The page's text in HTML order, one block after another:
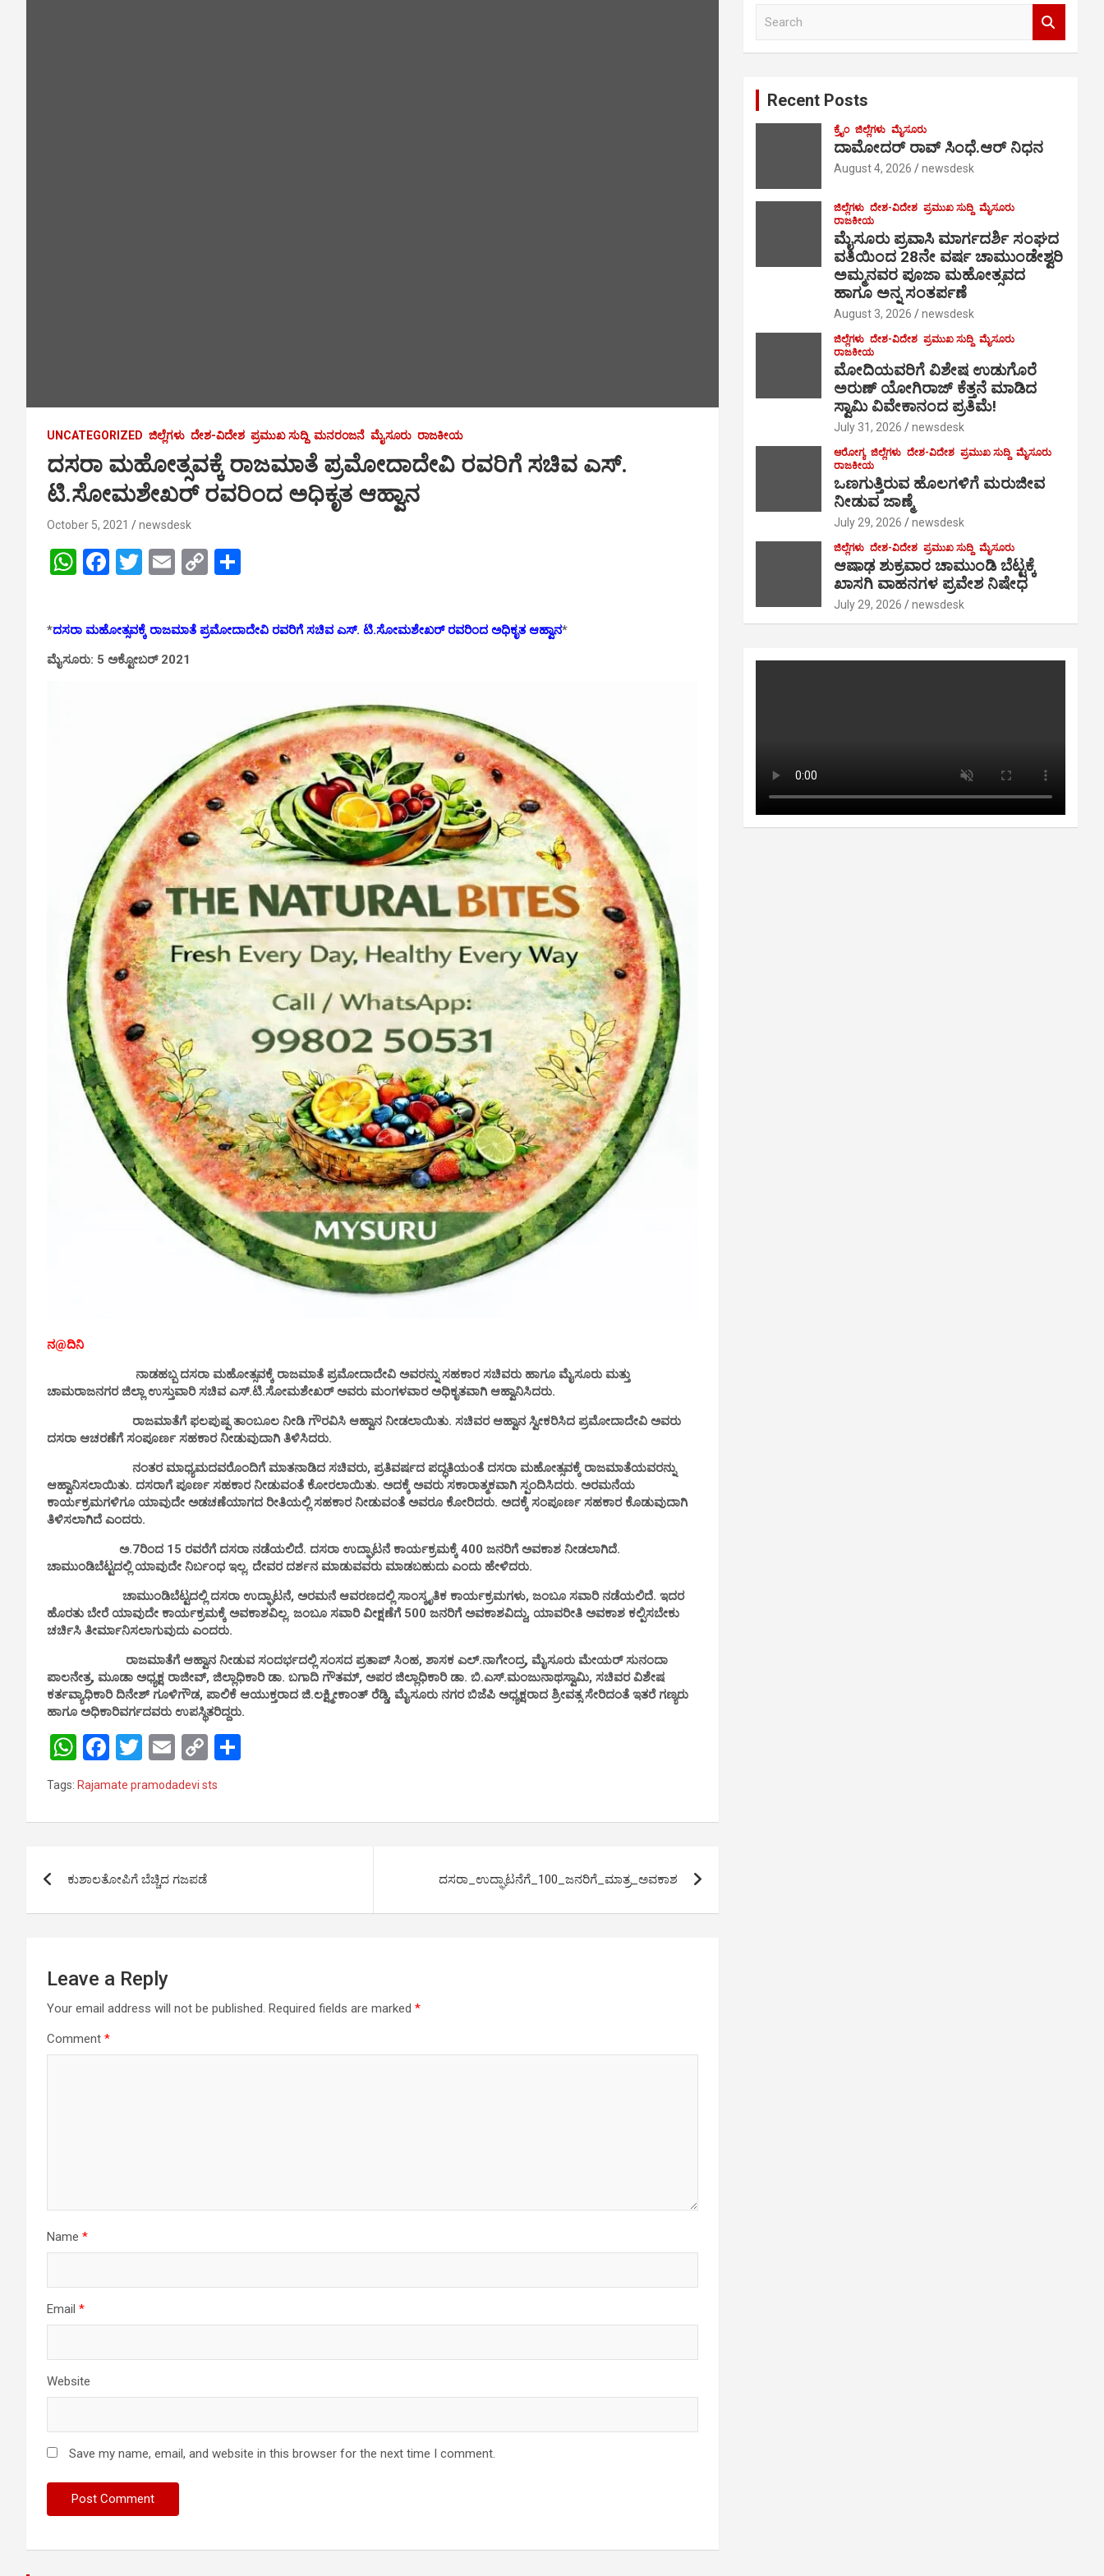
UNCATEGORIZED ಜಿಲ್ಲೆಗಳು ದೇಶ-ವಿದೇಶ ಪ್ರಮುಖ ಸುದ್ದಿ ಮನರಂಜನೆ ಮೈಸೂರು ರಾಜಕೀಯ
ದಸರಾ ಮಹೋತ್ಸವಕ್ಕೆ ರಾಜಮಾತೆ ಪ್ರಮೋದಾದೇವಿ ರವರಿಗೆ ಸಚಿವ ಎಸ್.
ಟಿ.ಸೋಮಶೇಖರ್ ರವರಿಂದ ಅಧಿಕೃತ ಆಹ್ವಾನ
October 5, 2021 newsdesk
W
s
A
F
b
o
T
er
E
C
Li e
*ದಸರಾ ಮಹೋತ್ಸವಕ್ಕೆ ರಾಜಮಾತೆ ಪ್ರಮೋದಾದೇವಿ ರವರಿಗೆ ಸಚಿವ ಎಸ್. ಟಿ.ಸೋಮಶೇಖರ್ ರವರಿಂದ ಅಧಿಕೃತ ಆಹ್ವಾನ*
ಮೈಸೂರು: 5 ಅಕ್ಟೋಬರ್ 2021
ನ@ದಿನಿ
ನಾಡಹಬ್ಬ ದಸರಾ ಮಹೋತ್ಸವಕ್ಕೆ ರಾಜಮಾತೆ ಪ್ರಮೋದಾದೇವಿ ಅವರನ್ನು ಸಹಕಾರ ಸಚಿವರು ಹಾಗೂ ಮೈಸೂರು ಮತ್ತು
ಚಾಮರಾಜನಗರ ಜಿಲ್ಲಾ ಉಸ್ತುವಾರಿ ಸಚಿವ ಎಸ್.ಟಿ.ಸೋಮಶೇಖರ್ ಅವರು ಮಂಗಳವಾರ ಅಧಿಕೃತವಾಗಿ ಆಹ್ವಾನಿಸಿದರು.
ರಾಜಮಾತೆಗೆ ಫಲಪುಷ್ಪ ತಾಂಬೂಲ ನೀಡಿ ಗೌರವಿಸಿ ಆಹ್ವಾನ ನೀಡಲಾಯಿತು. ಸಚಿವರ ಆಹ್ವಾನ ಸ್ವೀಕರಿಸಿದ ಪ್ರಮೋದಾದೇವಿ ಅವರು
ದಸರಾ ಆಚರಣೆಗೆ ಸಂಪೂರ್ಣ ಸಹಕಾರ ನೀಡುವುದಾಗಿ ತಿಳಿಸಿದರು.
‌‌‌‌‌‌ ನಂತರ ಮಾಧ್ಯಮದವರೊಂದಿಗೆ ಮಾತನಾಡಿದ ಸಚಿವರು, ಪ್ರತಿವರ್ಷದ ಪದ್ಧತಿಯಂತೆ ದಸರಾ ಮಹೋತ್ಸವಕ್ಕೆ ರಾಜಮಾತೆಯವರನ್ನು
ಆಹ್ವಾನಿಸಲಾಯಿತು. ದಸರಾಗೆ ಪೂರ್ಣ ಸಹಕಾರ ನೀಡುವಂತೆ ಕೋರಲಾಯಿತು. ಅದಕ್ಕೆ ಅವರು ಸಕಾರಾತ್ಮಕವಾಗಿ ಸ್ಪಂದಿಸಿದರು. ಅರಮನೆಯ
ಕಾರ್ಯಕ್ರಮಗಳಿಗೂ ಯಾವುದೇ ಅಡಚಣೆಯಾಗದ ರೀತಿಯಲ್ಲಿ ಸಹಕಾರ ನೀಡುವಂತೆ ಅವರೂ ಕೋರಿದರು. ಅದಕ್ಕೆ ಸಂಪೂರ್ಣ ಸಹಕಾರ ಕೊಡುವುದಾಗಿ
ತಿಳಿಸಲಾಗಿದೆ ಎಂದರು.
ಅ.7ರಿಂದ 15 ರವರೆಗೆ ದಸರಾ ನಡೆಯಲಿದೆ. ದಸರಾ ಉದ್ಘಾಟನೆ ಕಾರ್ಯಕ್ರಮಕ್ಕೆ 400 ಜನರಿಗೆ ಅವಕಾಶ ನೀಡಲಾಗಿದೆ.
ಚಾಮುಂಡಿಬೆಟ್ಟದಲ್ಲಿ ಯಾವುದೇ ನಿರ್ಬಂಧ ಇಲ್ಲ. ದೇವರ ದರ್ಶನ ಮಾಡುವವರು ಮಾಡಬಹುದು ಎಂದು ಹೇಳಿದರು.
ಚಾಮುಂಡಿಬೆಟ್ಟದಲ್ಲಿ ದಸರಾ ಉದ್ಘಾಟನೆ, ಅರಮನೆ ಆವರಣದಲ್ಲಿ ಸಾಂಸ್ಕೃತಿಕ ಕಾರ್ಯಕ್ರಮಗಳು, ಜಂಬೂ ಸವಾರಿ ನಡೆಯಲಿದೆ. ಇದರ
ಹೊರತು ಬೇರೆ ಯಾವುದೇ ಕಾರ್ಯಕ್ರಮಕ್ಕೆ ಅವಕಾಶವಿಲ್ಲ. ಜಂಬೂ ಸವಾರಿ ವೀಕ್ಷಣೆಗೆ 500 ಜನರಿಗೆ ಅವಕಾಶವಿದ್ದು, ಯಾವರೀತಿ ಅವಕಾಶ ಕಲ್ಪಿಸಬೇಕು
ಚರ್ಚಿಸಿ ತೀರ್ಮಾನಿಸಲಾಗುವುದು ಎಂದರು.
ರಾಜಮಾತೆಗೆ ಆಹ್ವಾನ ನೀಡುವ ಸಂದರ್ಭದಲ್ಲಿ ಸಂಸದ ಪ್ರತಾಪ್ ಸಿಂಹ, ಶಾಸಕ ಎಲ್.ನಾಗೇಂದ್ರ, ಮೈಸೂರು ಮೇಯರ್ ಸುನಂದಾ
ಪಾಲನೇತ್ರ, ಮೂಡಾ ಅಧ್ಯಕ್ಷ ರಾಜೀವ್, ಜಿಲ್ಲಾಧಿಕಾರಿ ಡಾ. ಬಗಾದಿ ಗೌತಮ್, ಅಪರ ಜಿಲ್ಲಾಧಿಕಾರಿ ಡಾ. ಬಿ.ಎಸ್.ಮಂಜುನಾಥಸ್ವಾಮಿ, ಸಚಿವರ ವಿಶೇಷ
ಕರ್ತವ್ಯಾಧಿಕಾರಿ ದಿನೇಶ್ ಗೂಳಿಗೌಡ, ಪಾಲಿಕೆ ಆಯುಕ್ತರಾದ ಜಿ.ಲಕ್ಷ್ಮೀಕಾಂತ್ ರೆಡ್ಡಿ, ಮೈಸೂರು ನಗರ ಬಿಜೆಪಿ ಅಧ್ಯಕ್ಷರಾದ ಶ್ರೀವತ್ಸ ಸೇರಿದಂತೆ ಇತರೆ ಗಣ್ಯರು
ಹಾಗೂ ಅಧಿಕಾರಿವರ್ಗದವರು ಉಪಸ್ಥಿತರಿದ್ದರು.
W
h
at
s
p
p
F
a
ce
b
o
k
T
er
E
m
C
o
Li e
Tags: Rajamate pramodadevi sts
ಕುಶಾಲತೋಪಿಗೆ ಬೆಚ್ಚಿದ ಗಜಪಡೆ ದಸರಾ_ಉದ್ಘಾಟನೆಗೆ_100_ಜನರಿಗೆ_ಮಾತ್ರ_ಅವಕಾಶ
Leave a Reply
Your email address will not be published. Required fields are marked *
Comment *
Name *
Email *
Website
Save my name, email, and website in this browser for the next time I comment.
Recent Posts
ಕ್ರೈಂ ಜಿಲ್ಲೆಗಳು ಮೈಸೂರು
ದಾಮೋದರ್ ರಾವ್ ಸಿಂಧೆ.ಆರ್ ನಿಧನ
August 4, 2026 newsdesk
ಜಿಲ್ಲೆಗಳು ದೇಶ-ವಿದೇಶ ಪ್ರಮುಖ ಸುದ್ದಿ ಮೈಸೂರು
ರಾಜಕೀಯ
ಮೈಸೂರು ಪ್ರವಾಸಿ ಮಾರ್ಗದರ್ಶಿ ಸಂಘದ
ವತಿಯಿಂದ 28ನೇ ವರ್ಷ ಚಾಮುಂಡೇಶ್ವರಿ
ಅಮ್ಮನವರ ಪೂಜಾ ಮಹೋತ್ಸವದ
ಹಾಗೂ ಅನ್ನ ಸಂತರ್ಪಣೆ
August 3, 2026 newsdesk
ಜಿಲ್ಲೆಗಳು ದೇಶ-ವಿದೇಶ ಪ್ರಮುಖ ಸುದ್ದಿ ಮೈಸೂರು
ರಾಜಕೀಯ
ಮೋದಿಯವರಿಗೆ ವಿಶೇಷ ಉಡುಗೊರೆ
ಅರುಣ್ ಯೋಗಿರಾಜ್ ಕೆತ್ತನೆ ಮಾಡಿದ
ಸ್ವಾಮಿ ವಿವೇಕಾನಂದ ಪ್ರತಿಮೆ!
July 31, 2026 newsdesk
ಆರೋಗ್ಯ ಜಿಲ್ಲೆಗಳು ದೇಶ-ವಿದೇಶ ಪ್ರಮುಖ ಸುದ್ದಿ ಮೈಸೂರು
ರಾಜಕೀಯ
ಒಣಗುತ್ತಿರುವ ಹೊಲಗಳಿಗೆ ಮರುಜೀವ
ನೀಡುವ ಜಾಣ್ಮೆ
July 29, 2026 newsdesk
ಜಿಲ್ಲೆಗಳು ದೇಶ-ವಿದೇಶ ಪ್ರಮುಖ ಸುದ್ದಿ ಮೈಸೂರು
ಆಷಾಢ ಶುಕ್ರವಾರ ಚಾಮುಂಡಿ ಬೆಟ್ಟಕ್ಕೆ
ಖಾಸಗಿ ವಾಹನಗಳ ಪ್ರವೇಶ ನಿಷೇಧ
July 29, 2026 newsdesk